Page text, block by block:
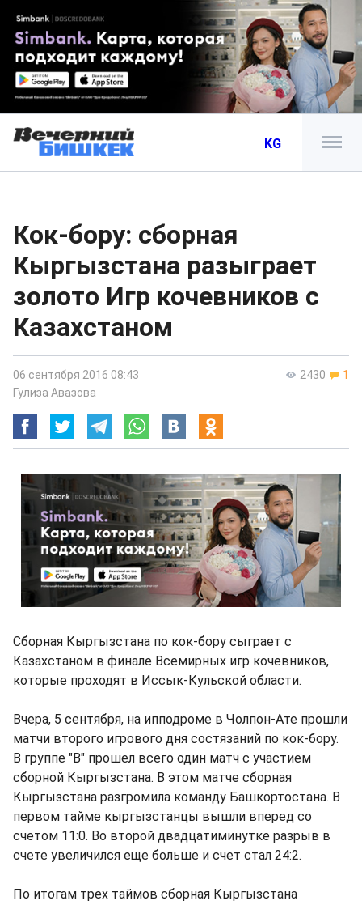
KG
Кок-бору: сборная
Кыргызстана разыграет
золото Игр кочевников с
Казахстаном
2430 1
06 сентября 2016 08:43
Гулиза Авазова
Сборная Кыргызстана по кок-бору сыграет с
Казахстаном в финале Всемирных игр кочевников,
которые проходят в Иссык-Кульской области.
Вчера, 5 сентября, на ипподроме в Чолпон-Ате прошли
матчи второго игрового дня состязаний по кок-бору.
В группе "В" прошел всего один матч с участием
сборной Кыргызстана. В этом матче сборная
Кыргызстана разгромила команду Башкортостана. В
первом тайме кыргызстанцы вышли вперед со
счетом 11:0. Во второй двадцатиминутке разрыв в
счете увеличился еще больше и счет стал 24:2.
По итогам трех таймов сборная Кыргызстана